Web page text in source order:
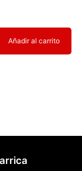
Añadir al carrito